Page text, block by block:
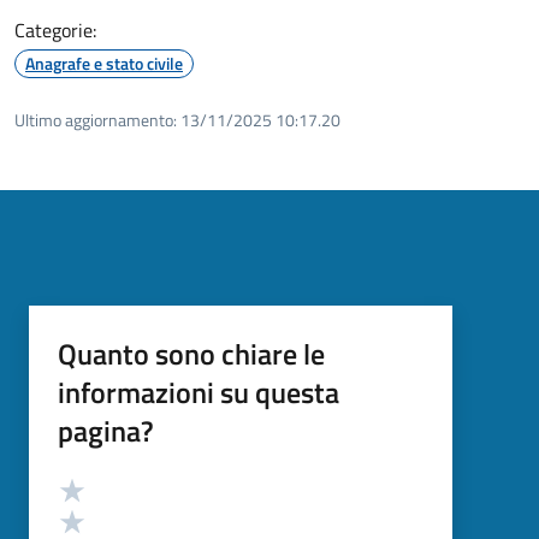
Categorie:
Anagrafe e stato civile
Ultimo aggiornamento: 13/11/2025 10:17.20
Quanto sono chiare le
informazioni su questa
pagina?
Valutazione